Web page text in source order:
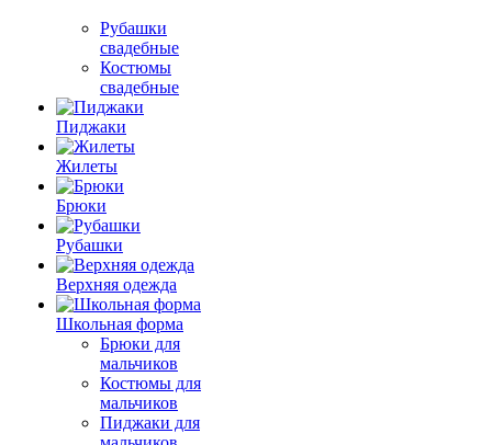
Рубашки
свадебные
Костюмы
свадебные
Пиджаки
Жилеты
Брюки
Рубашки
Верхняя одежда
Школьная форма
Брюки для
мальчиков
Костюмы для
мальчиков
Пиджаки для